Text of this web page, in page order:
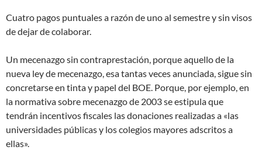
Cuatro pagos puntuales a razón de uno al semestre y sin visos
de dejar de colaborar.
Un mecenazgo sin contraprestación, porque aquello de la
nueva ley de mecenazgo, esa tantas veces anunciada, sigue sin
concretarse en tinta y papel del BOE. Porque, por ejemplo, en
la normativa sobre mecenazgo de 2003 se estipula que
tendrán incentivos fiscales las donaciones realizadas a «las
universidades públicas y los colegios mayores adscritos a
ellas».